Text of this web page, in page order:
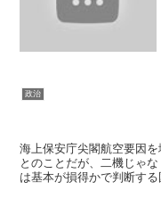
政治
海上保安庁尖閣航空要因
とのことだが、二機じゃ
は基本が損得かで判断す